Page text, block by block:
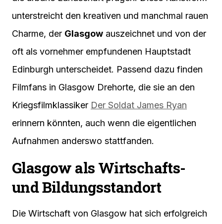
unterstreicht den kreativen und manchmal rauen
Charme, der Glasgow auszeichnet und von der
oft als vornehmer empfundenen Hauptstadt
Edinburgh unterscheidet. Passend dazu finden
Filmfans in Glasgow Drehorte, die sie an den
Kriegsfilmklassiker Der Soldat James Ryan
erinnern könnten, auch wenn die eigentlichen
Aufnahmen anderswo stattfanden.
Glasgow als Wirtschafts-
und Bildungsstandort
Die Wirtschaft von Glasgow hat sich erfolgreich